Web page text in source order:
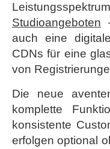
Studioangeboten
auch eine
CDNs für eine
von
Die neue
komplette
konsistente
erfolgen optional